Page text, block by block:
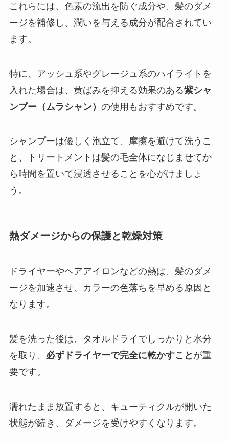
これらには、色素の流出を防ぐ成分や、髪のダメ
ージを補修し、潤いを与える成分が配合されてい
ます。
特に、アッシュ系やグレージュ系のハイライトを
入れた場合は、黄ばみを抑える効果のある紫シャ
ンプー（ムラシャン） の使用もおすすめです。
シャンプーは優しく泡立て、摩擦を避けて洗うこ
と、トリートメントは髪の毛全体になじませてか
ら時間を置いて浸透させることを心がけましょ
う。
熱ダメージからの保護と乾燥対策
ドライヤーやヘアアイロンなどの熱は、髪のダメ
ージを加速させ、カラーの色落ちを早める原因と
なります。
髪を洗った後は、タオルドライでしっかりと水分
を取り、 必ずドライヤーで完全に乾かすこと が重
要です。
濡れたまま放置すると、キューティクルが開いた
状態が続き、ダメージを受けやすくなります。